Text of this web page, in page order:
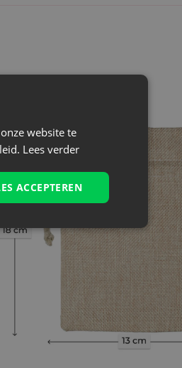
producten aan, daarom leent
website te
Lees verder
ACCEPTEREN